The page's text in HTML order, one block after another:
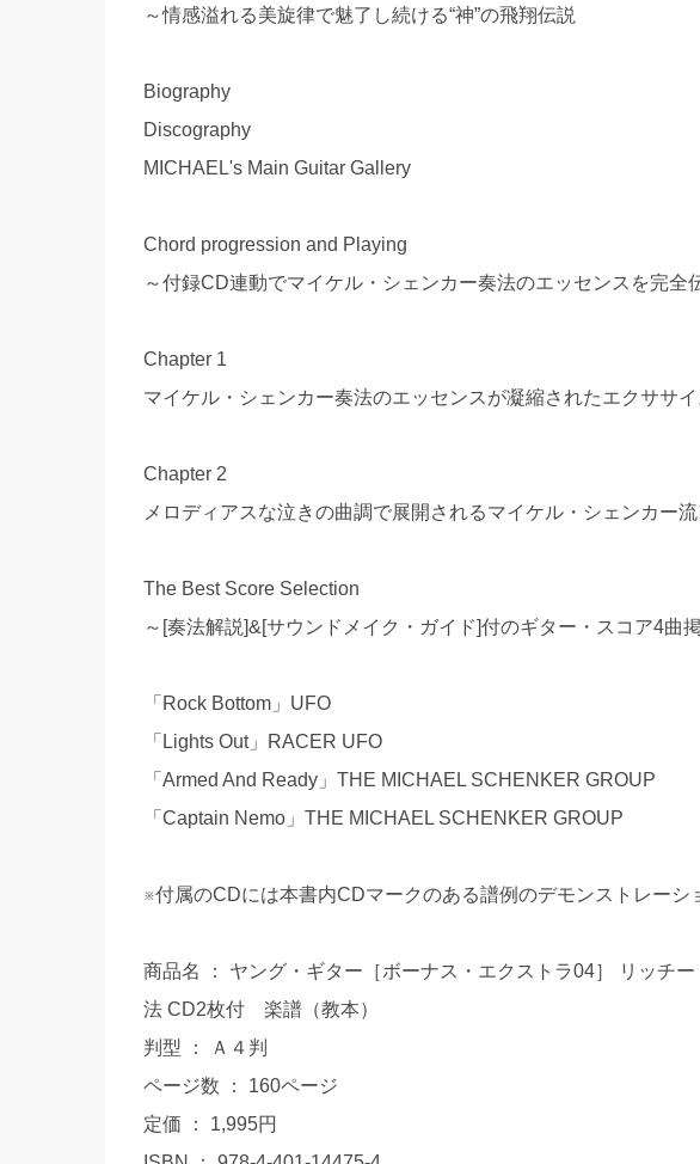
～情感溢れる美旋律で魅了し続ける“神”の飛翔伝説
Biography
Discography
MICHAEL's Main Guitar Gallery
Chord progression and Playing
～付録CD連動でマイケル・シェンカー奏法のエッセンスを完
Chapter 1
マイケル・シェンカー奏法のエッセンスが凝縮されたエクササ
Chapter 2
メロディアスな泣きの曲調で展開されるマイケル・シェンカー
The Best Score Selection
～[奏法解説]&[サウンドメイク・ガイド]付のギター・スコア4曲
「Rock Bottom」UFO
「Lights Out」RACER UFO
「Armed And Ready」THE MICHAEL SCHENKER GROUP
「Captain Nemo」THE MICHAEL SCHENKER GROUP
※付属のCDには本書内CDマークのある譜例のデモンストレーシ
商品名 ： ヤング・ギター［ボーナス・エクストラ04］ リッチ
法 CD2枚付 楽譜（教本）
判型 ： Ａ４判
ページ数 ： 160ページ
定価 ： 1,995円